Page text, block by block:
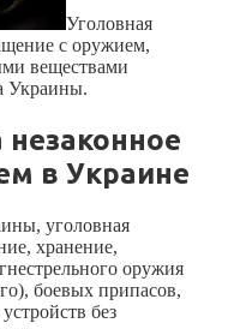
Уголовная
с оружием,
веществами
Украины.
незаконное
в Украине
уголовная
хранение,
оружия
боевых припасов,
без